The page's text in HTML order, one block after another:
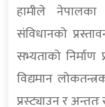
हामीले
संविधानको
सभ्यताको
विद्यमान
प्रस्ट्याउन र